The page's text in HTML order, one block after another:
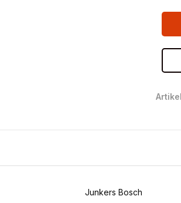
Junkers Bosch